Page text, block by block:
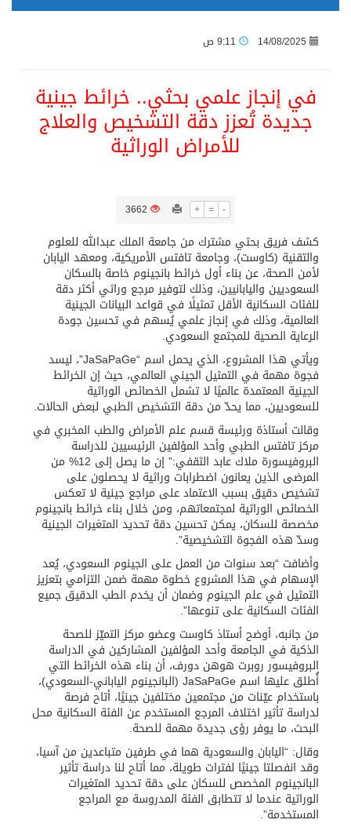
ثلة من الضابطات في الجييش الكويتي
كسوة الكعبة تعتلي البيت العتيق
14/08/2025
في إنجاز علمي بحثي.. خرائط جينية
جديدة تُعزز دقة التشخيص والعلاج
للأمراض الوراثية
+ = -
3662
كشف فريق بحثي مشترك من جامعة الملك عبدالله للعلوم
والتقنية (كاوست)، وجامعة تافتس الأمريكية، ومعهد اليابان
لأمن الصحة، عن بناء أول خرائط بانجينوم خاصة بالسكان
السعوديين واليابانيين، وذلك لتوفير مرجع وراثي أكثر دقة
للفئات السكانية الأقل تمثيلًا في قواعد البيانات الجينية
العالمية، وذلك في إنجاز علمي يُسهم في تحسين جودة
الرعاية الصحية للمجتمع السعودي.
ويأتي هذا المشروع، الذي يحمل اسم “JaSaPaGe”، ليسد
فجوة مهمة في التمثيل الجيني العالمي، حيث إن الخرائط
الجينية المعتمدة عالميًا لا تشمل الخصائص الوراثية
للسعوديين، مما يحدّ من دقة التشخيص الطبي لبعض الحالات.
وقالت أستاذة ورئيسة قسم علم الأمراض والطب المخبري في
مركز تافتس الطبي وأحد المؤلفين الرئيسيين للدراسة
البروفيسورة ملاك عابد الثقفي:” إن ما يصل إلى 12% من
المرضى الذين يعانون اضطرابات وراثية لا يحصلون على
تشخيص دقيق بسبب الاعتماد على مراجع جينية لا تعكس
الخصائص الوراثية لمجتمعاتهم، ومن خلال بناء خرائط بانجينوم
مخصصة للسكان، يمكن تحسين دقة تحديد المتغيرات الجينية
وسدّ هذه الفجوة التشخيصية”.
وأضافت “بعد سنوات من العمل على الجينوم السعودي، يُعد
الإسهام في هذا المشروع خطوة مهمة ضمن التزامي بتعزيز
التمثيل في علم الجينوم وضمان أن يخدم الطب الدقيق جميع
الفئات السكانية على تنوعها”.
من جانبه، أوضح أستاذ كاوست وعضو مركز التميّز للصحة
الذكية في الجامعة وأحد المؤلفين المشاركين في الدراسة
البروفيسور روبرت هوهن دورف، أن بناء هذه الخرائط التي
أُطلق عليها اسم JaSaPaGe (البانجينوم الياباني-السعودي)،
باستخدام عيّنات من مجتمعين مختلفين جينيًا، أتاح فرصة
لدراسة تأثير اختلاف المرجع المستخدم عن الفئة السكانية محل
البحث، ما يوفر رؤى جديدة مهمة للصحة.
وقال: “اليابان والسعودية هما في طرفين متباعدين من آسيا،
وقد انفصلتا جينيًا لفترات طويلة، مما أتاح لنا دراسة تأثير
البانجينوم المخصص للسكان على دقة تحديد المتغيرات
الوراثية عندما لا تتطابق الفئة المدروسة مع المراجع
المستخدمة”.